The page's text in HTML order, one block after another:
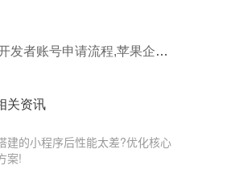
企业app开发者账号申请流程,苹果企业开发者账号app发布
关资讯
建的小程序后性能太差?优化核心
案!